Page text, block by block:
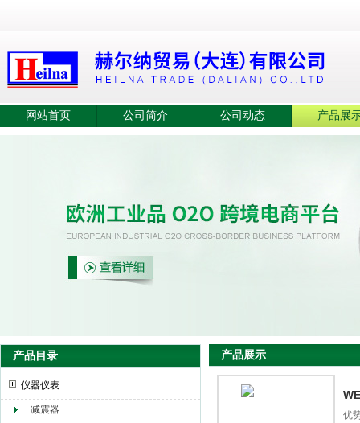
网站首页 公司简介 公司动态 产品展
产品目录
仪器仪表
减震器
产品展示
优